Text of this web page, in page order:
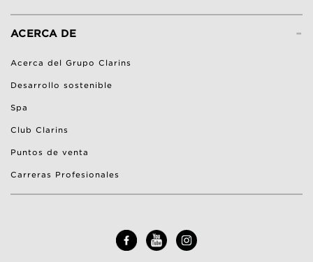
-
ACERCA DE
Acerca del Grupo Clarins
Desarrollo sostenible
Spa
Club Clarins
Puntos de venta
Carreras Profesionales